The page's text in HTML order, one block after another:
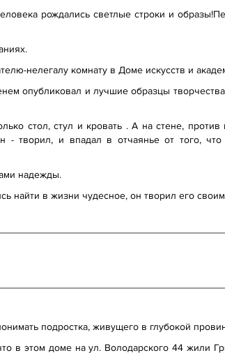
рождались светлые строки и
нелегалу комнату в Доме искусств и
опубликовал и лучшие образцы
стол, стул и кровать . А на стене, против
- творил, и впадал в отчаянье от того,
надежды.
найти в жизни чудесное, он творил его
подростка, живущего в глубокой
в этом доме на ул. Володарского 44 жили